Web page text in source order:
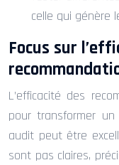
celle qui génère
Focus sur
L’efficacité des
pour transformer
audit peut être
sont pas claires,